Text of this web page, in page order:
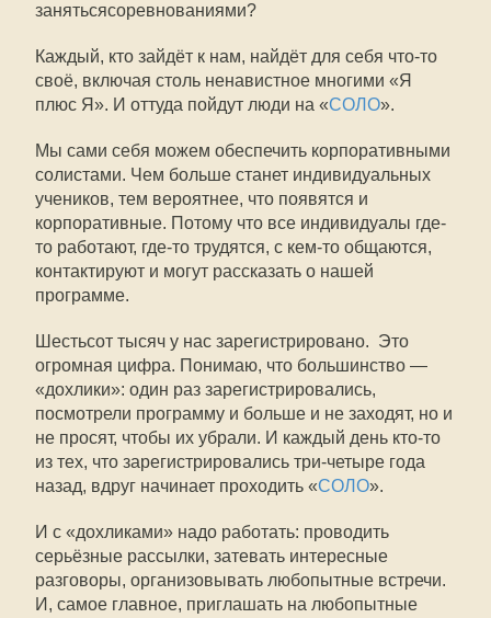
занятьсясоревнованиями?
Каждый, кто зайдёт к нам, найдёт для себя что-то
своё, включая столь ненавистное многими «Я
плюс Я». И оттуда пойдут люди на «СОЛО».
Мы сами себя можем обеспечить корпоративными
солистами. Чем больше станет индивидуальных
учеников, тем вероятнее, что появятся и
корпоративные. Потому что все индивидуалы где-
то работают, где-то трудятся, с кем-то общаются,
контактируют и могут рассказать о нашей
программе.
Шестьсот тысяч у нас зарегистрировано. Это
огромная цифра. Понимаю, что большинство —
«дохлики»: один раз зарегистрировались,
посмотрели программу и больше и не заходят, но и
не просят, чтобы их убрали. И каждый день кто-то
из тех, что зарегистрировались три-четыре года
назад, вдруг начинает проходить «СОЛО».
И с «дохликами» надо работать: проводить
серьёзные рассылки, затевать интересные
разговоры, организовывать любопытные встречи.
И, самое главное, приглашать на любопытные